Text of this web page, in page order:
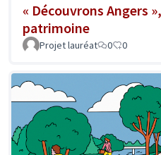
« Découvrons Angers
patrimoine
Projet lauréat 0 0